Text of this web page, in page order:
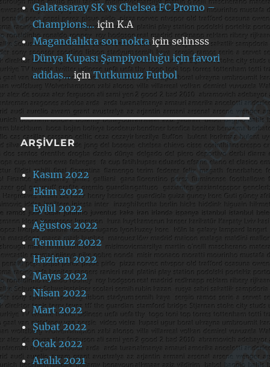
Galatasaray SK vs Chelsea FC Promo –
Champions…içinK.A
Magandalıkta son noktaiçinselinsss
Dünya Kupası Şampiyonluğu için favori
adidas… içinTutkumuz Futbol
ARŞIVLER
Kasım 2022
Ekim 2022
Eylül 2022
Ağustos 2022
Temmuz 2022
Haziran 2022
Mayıs 2022
Nisan 2022
Mart 2022
Şubat 2022
Ocak 2022
Aralık 2021